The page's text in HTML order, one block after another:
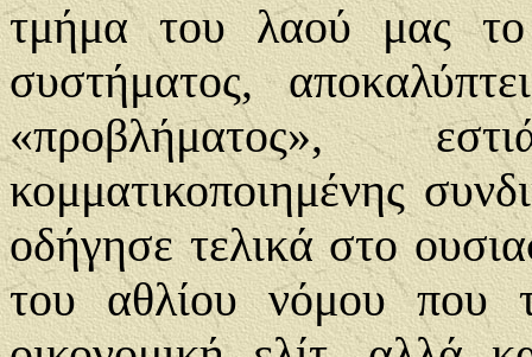
τμήμα του λαού μας το
συστήματος,
«προβλήματος»,
κομματικοποιημένης
οδήγησε τελικά στο
του αθλίου νόμου που